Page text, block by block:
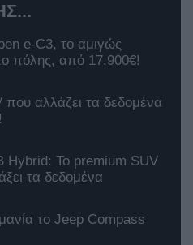
e-C3, το αμιγώς
πόλης, από 17.900€!
που αλλάζει τα δεδομένα
Hybrid: Το premium SUV
τα δεδομένα
το Jeep Compass